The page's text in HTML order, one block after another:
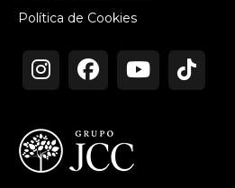
Política de Cookies